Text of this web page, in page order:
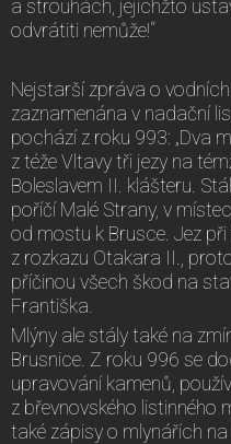
a strouhách, jejichžto
odvrátiti nemůže!“
Nejstarší zpráva o
zaznamenána v nadační
pochází z roku 993: „Dva
z téže Vltavy tři jezy na
Boleslavem II. klášteru.
poříčí Malé Strany, v
od mostu k Brusce. Jez
z rozkazu Otakara II.,
příčinou všech škod na
Františka.
Mlýny ale stály také na
Brusnice. Z roku 996 se
upravování kamenů,
z břevnovského listinného
také zápisy o mlynářích